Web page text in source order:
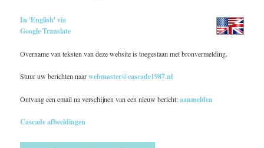
In 'English' via
Google Translate
Overname van teksten van deze website is toegestaan met bronvermelding.
Stuur uw berichten naarwebmaster@cascade1987.nl
Ontvang een email na verschijnen van een nieuw bericht:aanmelden
Cascade afbeeldingen